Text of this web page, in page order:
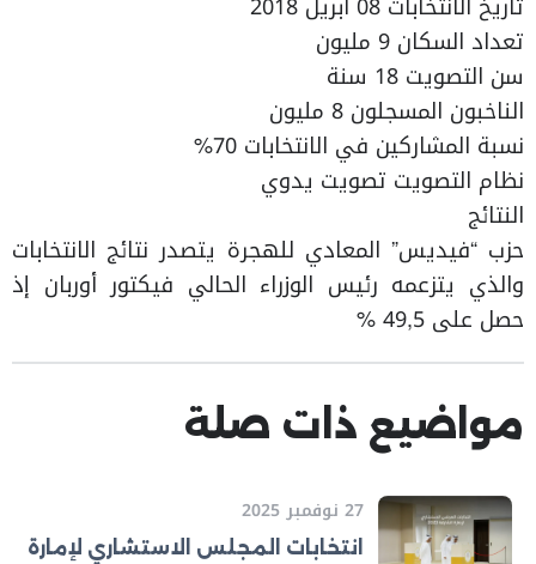
تعداد السكان 9 مليون
سن التصويت 18 سنة
الناخبون المسجلون 8 مليون
نسبة المشاركين في الانتخابات 70%
نظام التصويت تصويت يدوي
النتائج
حزب “فيديس” المعادي للهجرة يتصدر نتائج الانتخابات
والذي يتزعمه رئيس الوزراء الحالي فيكتور أوربان إذ
حصل على 49,5 %
مواضيع ذات صلة
27 نوفمبر 2025
انتخابات المجلس الاستشاري لإمارة